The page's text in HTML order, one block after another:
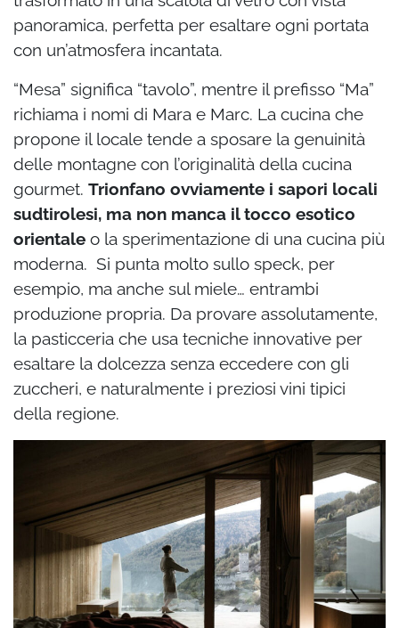
panoramica, perfetta per esaltare ogni portata
con un’atmosfera incantata.
“Mesa” significa “tavolo”, mentre il prefisso “Ma”
richiama i nomi di Mara e Marc. La cucina che
propone il locale tende a sposare la genuinità
delle montagne con l’originalità della cucina
gourmet. Trionfano ovviamente i sapori locali
sudtirolesi, ma non manca il tocco esotico
orientale o la sperimentazione di una cucina più
moderna. Si punta molto sullo speck, per
esempio, ma anche sul miele… entrambi
produzione propria. Da provare assolutamente,
la pasticceria che usa tecniche innovative per
esaltare la dolcezza senza eccedere con gli
zuccheri, e naturalmente i preziosi vini tipici
della regione.